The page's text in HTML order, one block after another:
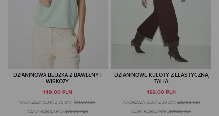
DZIANINOWA BLUZKA Z BAWEŁNY I
WISKOZY
149,00 PLN
NAJNIŻSZA CENA Z 30 DNI: 194,00 PLN
CENA REGULARNA:299,00 PLN
DZIANINOWE KULOTY Z ELASTYCZNĄ
TALIĄ
199,00 PLN
NAJNIŻSZA CENA Z 30 DNI: 239,00 PLN
CENA REGULARNA:399,00 PLN